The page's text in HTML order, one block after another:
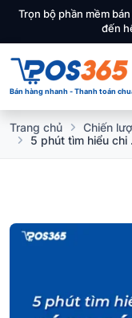
Trọn bộ phần mềm
đến
Bán hàng nhanh - Thanh toán
Trang chủ Chiến
5